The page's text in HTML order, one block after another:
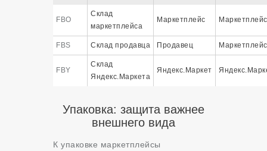
FBO
Склад
маркетплейса
Маркетплейс Маркетплейс
FBS Склад продавца Продавец Маркетплейс
FBY
Склад
Яндекс.Маркета
Яндекс.Маркет
Упаковка: защита важнее
внешнего вида
К упаковке маркетплейсы